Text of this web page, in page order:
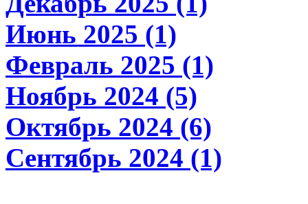
Июнь 2025 (1)
Февраль 2025 (1)
Ноябрь 2024 (5)
Октябрь 2024 (6)
Сентябрь 2024 (1)